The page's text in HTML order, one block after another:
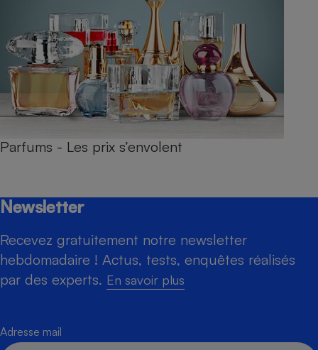
Parfums - Les prix s’envolent
Newsletter
Recevez gratuitement notre newsletter
hebdomadaire ! Actus, tests, enquêtes réalisés
par des experts. En savoir plus
Adresse mail